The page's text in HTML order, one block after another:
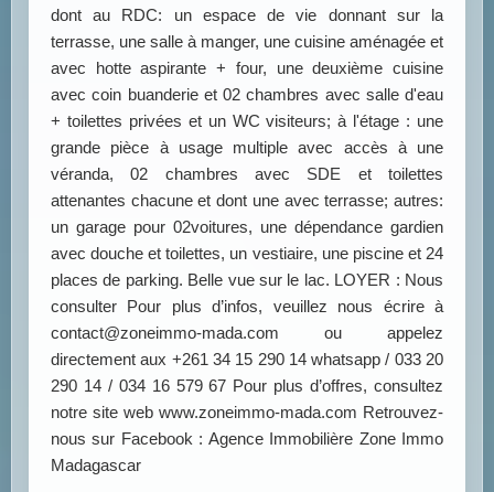
dont au RDC: un espace de vie donnant sur la
terrasse, une salle à manger, une cuisine aménagée et
avec hotte aspirante + four, une deuxième cuisine
avec coin buanderie et 02 chambres avec salle d'eau
+ toilettes privées et un WC visiteurs; à l'étage : une
grande pièce à usage multiple avec accès à une
véranda, 02 chambres avec SDE et toilettes
attenantes chacune et dont une avec terrasse; autres:
un garage pour 02voitures, une dépendance gardien
avec douche et toilettes, un vestiaire, une piscine et 24
places de parking. Belle vue sur le lac. LOYER : Nous
consulter Pour plus d’infos, veuillez nous écrire à
contact@zoneimmo-mada.com ou appelez
directement aux +261 34 15 290 14 whatsapp / 033 20
290 14 / 034 16 579 67 Pour plus d’offres, consultez
notre site web www.zoneimmo-mada.com Retrouvez-
nous sur Facebook : Agence Immobilière Zone Immo
Madagascar